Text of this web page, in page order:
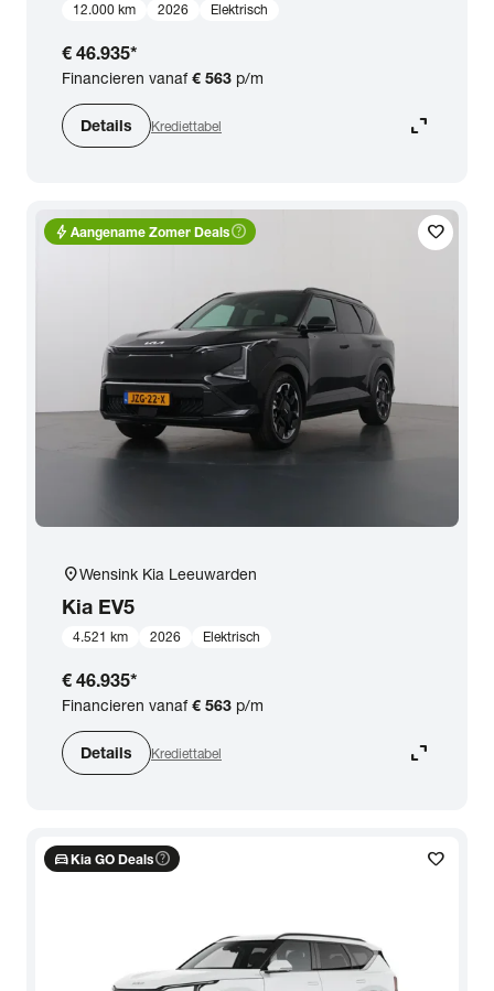
12.000 km 2026 Elektrisch
€ 46.935*
Financieren vanaf€ 563 p/m
Details Krediettabel expand_content
favorite
bolt Aangename Zomer Dealshelp_outline
location_onWensink Kia Leeuwarden
Kia EV5
4.521 km 2026 Elektrisch
€ 46.935*
Financieren vanaf€ 563 p/m
Details Krediettabel expand_content
favorite
directions_carKia GO Dealshelp_outline